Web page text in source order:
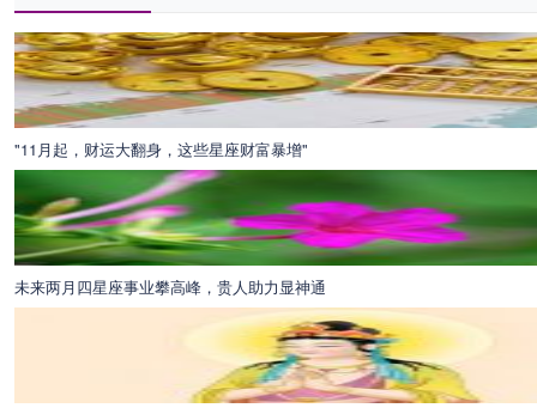
"11月起，财运大翻身，这些星座财富暴增"
未来两月四星座事业攀高峰，贵人助力显神通